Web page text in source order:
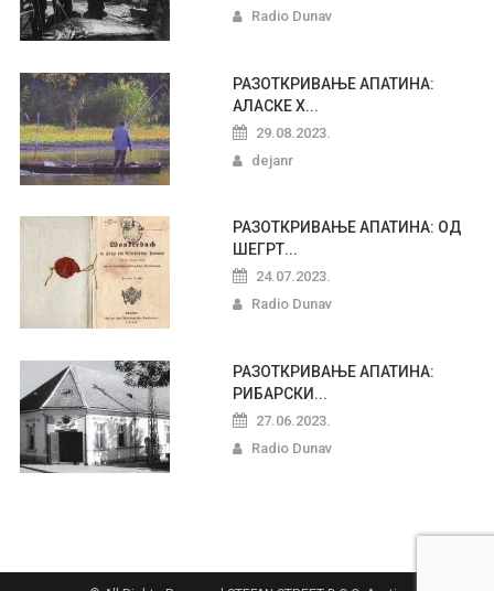
Radio Dunav
РАЗОТКРИВАЊЕ АПАТИНА:
АЛАСКЕ Х...
29.08.2023.
dejanr
РАЗОТКРИВАЊЕ АПАТИНА: ОД
ШЕГРТ...
24.07.2023.
Radio Dunav
РАЗОТКРИВАЊЕ АПАТИНА:
РИБАРСКИ...
27.06.2023.
Radio Dunav